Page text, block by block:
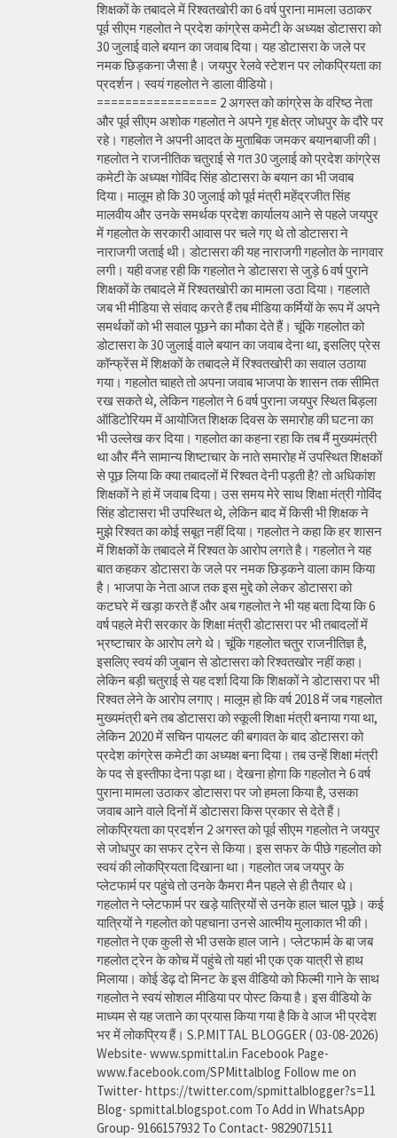
शिक्षकों के तबादले में रिश्वतखोरी का 6 वर्ष पुराना मामला उठाकर
पूर्व सीएम गहलोत ने प्रदेश कांग्रेस कमेटी के अध्यक्ष डोटासरा को
30 जुलाई वाले बयान का जवाब दिया। यह डोटासरा के जले पर
नमक छिड़कना जैसा है। जयपुर रेलवे स्टेशन पर लोकप्रियता का
प्रदर्शन। स्वयं गहलोत ने डाला वीडियो।
================= 2 अगस्त को कांग्रेस के वरिष्ठ नेता
और पूर्व सीएम अशोक गहलोत ने अपने गृह क्षेत्र जोधपुर के दौरे पर
रहे। गहलोत ने अपनी आदत के मुताबिक जमकर बयानबाजी की।
गहलोत ने राजनीतिक चतुराई से गत 30 जुलाई को प्रदेश कांग्रेस
कमेटी के अध्यक्ष गोविंद सिंह डोटासरा के बयान का भी जवाब
दिया। मालूम हो कि 30 जुलाई को पूर्व मंत्री महेंद्रजीत सिंह
मालवीय और उनके समर्थक प्रदेश कार्यालय आने से पहले जयपुर
में गहलोत के सरकारी आवास पर चले गए थे तो डोटासरा ने
नाराजगी जताई थी। डोटासरा की यह नाराजगी गहलोत के नागवार
लगी। यही वजह रही कि गहलोत ने डोटासरा से जुड़े 6 वर्ष पुराने
शिक्षकों के तबादले में रिश्वतखोरी का मामला उठा दिया। गहलाते
जब भी मीडिया से संवाद करते हैं तब मीडिया कर्मियों के रूप में अपने
समर्थकों को भी सवाल पूछने का मौका देते हैं। चूंकि गहलोत को
डोटासरा के 30 जुलाई वाले बयान का जवाब देना था, इसलिए प्रेस
कॉन्फ्रेंस में शिक्षकों के तबादले में रिश्वतखोरी का सवाल उठाया
गया। गहलोत चाहते तो अपना जवाब भाजपा के शासन तक सीमित
रख सकते थे, लेकिन गहलोत ने 6 वर्ष पुराना जयपुर स्थित बिड़ला
ऑडिटोरियम में आयोजित शिक्षक दिवस के समारोह की घटना का
भी उल्लेख कर दिया। गहलोत का कहना रहा कि तब मैं मुख्यमंत्री
था और मैंने सामान्य शिष्टाचार के नाते समारोह में उपस्थित शिक्षकों
से पूछ लिया कि क्या तबादलों में रिश्वत देनी पड़ती है? तो अधिकांश
शिक्षकों ने हां में जवाब दिया। उस समय मेरे साथ शिक्षा मंत्री गोविंद
सिंह डोटासरा भी उपस्थित थे, लेकिन बाद में किसी भी शिक्षक ने
मुझे रिश्वत का कोई सबूत नहीं दिया। गहलोत ने कहा कि हर शासन
में शिक्षकों के तबादले में रिश्वत के आरोप लगते है। गहलोत ने यह
बात कहकर डोटासरा के जले पर नमक छिड़कने वाला काम किया
है। भाजपा के नेता आज तक इस मुद्दे को लेकर डोटासरा को
कटघरे में खड़ा करते हैं और अब गहलोत ने भी यह बता दिया कि 6
वर्ष पहले मेरी सरकार के शिक्षा मंत्री डोटासरा पर भी तबादलों में
भ्रष्टाचार के आरोप लगे थे। चूंकि गहलोत चतुर राजनीतिज्ञ है,
इसलिए स्वयं की जुबान से डोटासरा को रिश्वतखोर नहीं कहा।
लेकिन बड़ी चतुराई से यह दर्शा दिया कि शिक्षकों ने डोटासरा पर भी
रिश्वत लेने के आरोप लगाए। मालूम हो कि वर्ष 2018 में जब गहलोत
मुख्यमंत्री बने तब डोटासरा को स्कूली शिक्षा मंत्री बनाया गया था,
लेकिन 2020 में सचिन पायलट की बगावत के बाद डोटासरा को
प्रदेश कांग्रेस कमेटी का अध्यक्ष बना दिया। तब उन्हें शिक्षा मंत्री
के पद से इस्तीफा देना पड़ा था। देखना होगा कि गहलोत ने 6 वर्ष
पुराना मामला उठाकर डोटासरा पर जो हमला किया है, उसका
जवाब आने वाले दिनों में डोटासरा किस प्रकार से देते हैं।
लोकप्रियता का प्रदर्शन 2 अगस्त को पूर्व सीएम गहलोत ने जयपुर
से जोधपुर का सफर ट्रेन से किया। इस सफर के पीछे गहलोत को
स्वयं की लोकप्रियता दिखाना था। गहलोत जब जयपुर के
प्लेटफार्म पर पहुंचे तो उनके कैमरा मैन पहले से ही तैयार थे।
गहलोत ने प्लेटफार्म पर खड़े यात्रियों से उनके हाल चाल पूछे। कई
यात्रियों ने गहलोत को पहचाना उनसे आत्मीय मुलाकात भी की।
गहलोत ने एक कुली से भी उसके हाल जाने। प्लेटफार्म के बा जब
गहलोत ट्रेन के कोच में पहुंचे तो यहां भी एक एक यात्री से हाथ
मिलाया। कोई डेढ़ दो मिनट के इस वीडियो को फिल्मी गाने के साथ
गहलोत ने स्वयं सोशल मीडिया पर पोस्ट किया है। इस वीडियो के
माध्यम से यह जताने का प्रयास किया गया है कि वे आज भी प्रदेश
भर में लोकप्रिय हैं। S.P.MITTAL BLOGGER ( 03-08-2026)
Website- www.spmittal.in Facebook Page-
www.facebook.com/SPMittalblog Follow me on
Twitter- https://twitter.com/spmittalblogger?s=11
Blog- spmittal.blogspot.com To Add in WhatsApp
Group- 9166157932 To Contact- 9829071511